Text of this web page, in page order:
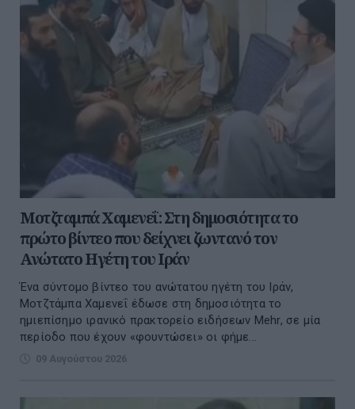
Μοτζταμπά Χαμενεΐ: Στη δημοσιότητα το
πρώτο βίντεο που δείχνει ζωντανό τον
Ανώτατο Ηγέτη του Ιράν
Ένα σύντομο βίντεο του ανώτατου ηγέτη του Ιράν,
Μοτζτάμπα Χαμενεΐ έδωσε στη δημοσιότητα το
ημιεπίσημο ιρανικό πρακτορείο ειδήσεων Mehr, σε μία
περίοδο που έχουν «φουντώσει» οι φήμε...
09 Αυγούστου 2026